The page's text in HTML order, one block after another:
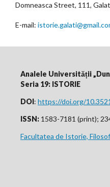
Domneasca Street, 111,
E-mail:
Analele Universității
Seria 19: ISTORIE
DOI: https://doi.org/
ISSN: 1583-7181 (print);
Facultatea de Istorie,